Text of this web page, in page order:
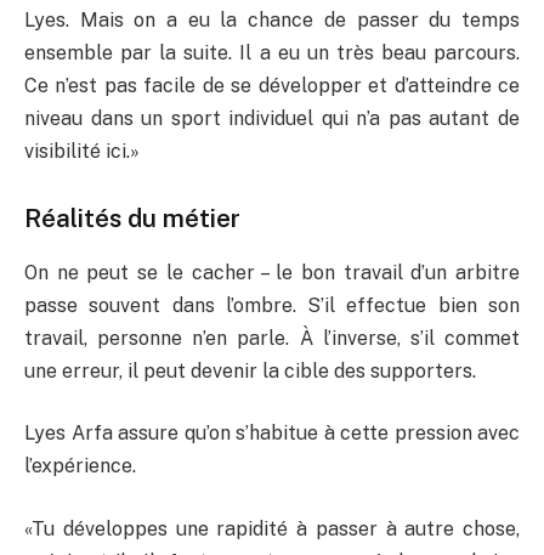
Lyes. Mais on a eu la chance de passer du temps
ensemble par la suite. Il a eu un très beau parcours.
Ce n’est pas facile de se développer et d’atteindre ce
niveau dans un sport individuel qui n’a pas autant de
visibilité ici.»
Réalités du métier
On ne peut se le cacher – le bon travail d’un arbitre
passe souvent dans l’ombre. S’il effectue bien son
travail, personne n’en parle. À l’inverse, s’il commet
une erreur, il peut devenir la cible des supporters.
Lyes Arfa assure qu’on s’habitue à cette pression avec
l’expérience.
«Tu développes une rapidité à passer à autre chose,